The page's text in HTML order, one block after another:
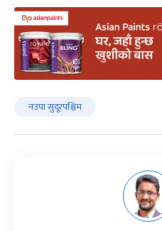
नउपा सुदूरपश्चिम